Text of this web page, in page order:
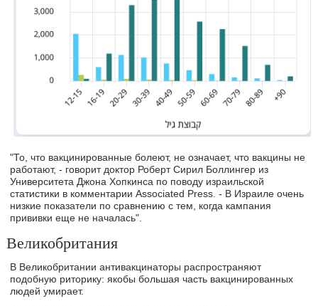
"То, что вакцинированные болеют, не означает, что вакцины не
работают, - говорит доктор Роберт Сирил Боллингер из
Университета Джона Хопкинса по поводу израильской
статистики в комментарии Associated Press. - В Израиле очень
низкие показатели по сравнению с тем, когда кампания
прививки еще не началась".
Великобритания
В Великобритании антивакцинаторы распространяют
подобную риторику: якобы большая часть вакцинированных
людей умирает.